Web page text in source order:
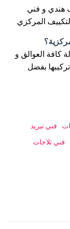
هندي و فني
المركزي.
كافة العوالق و
بفضل
فني تبريد
فني ثلاجات